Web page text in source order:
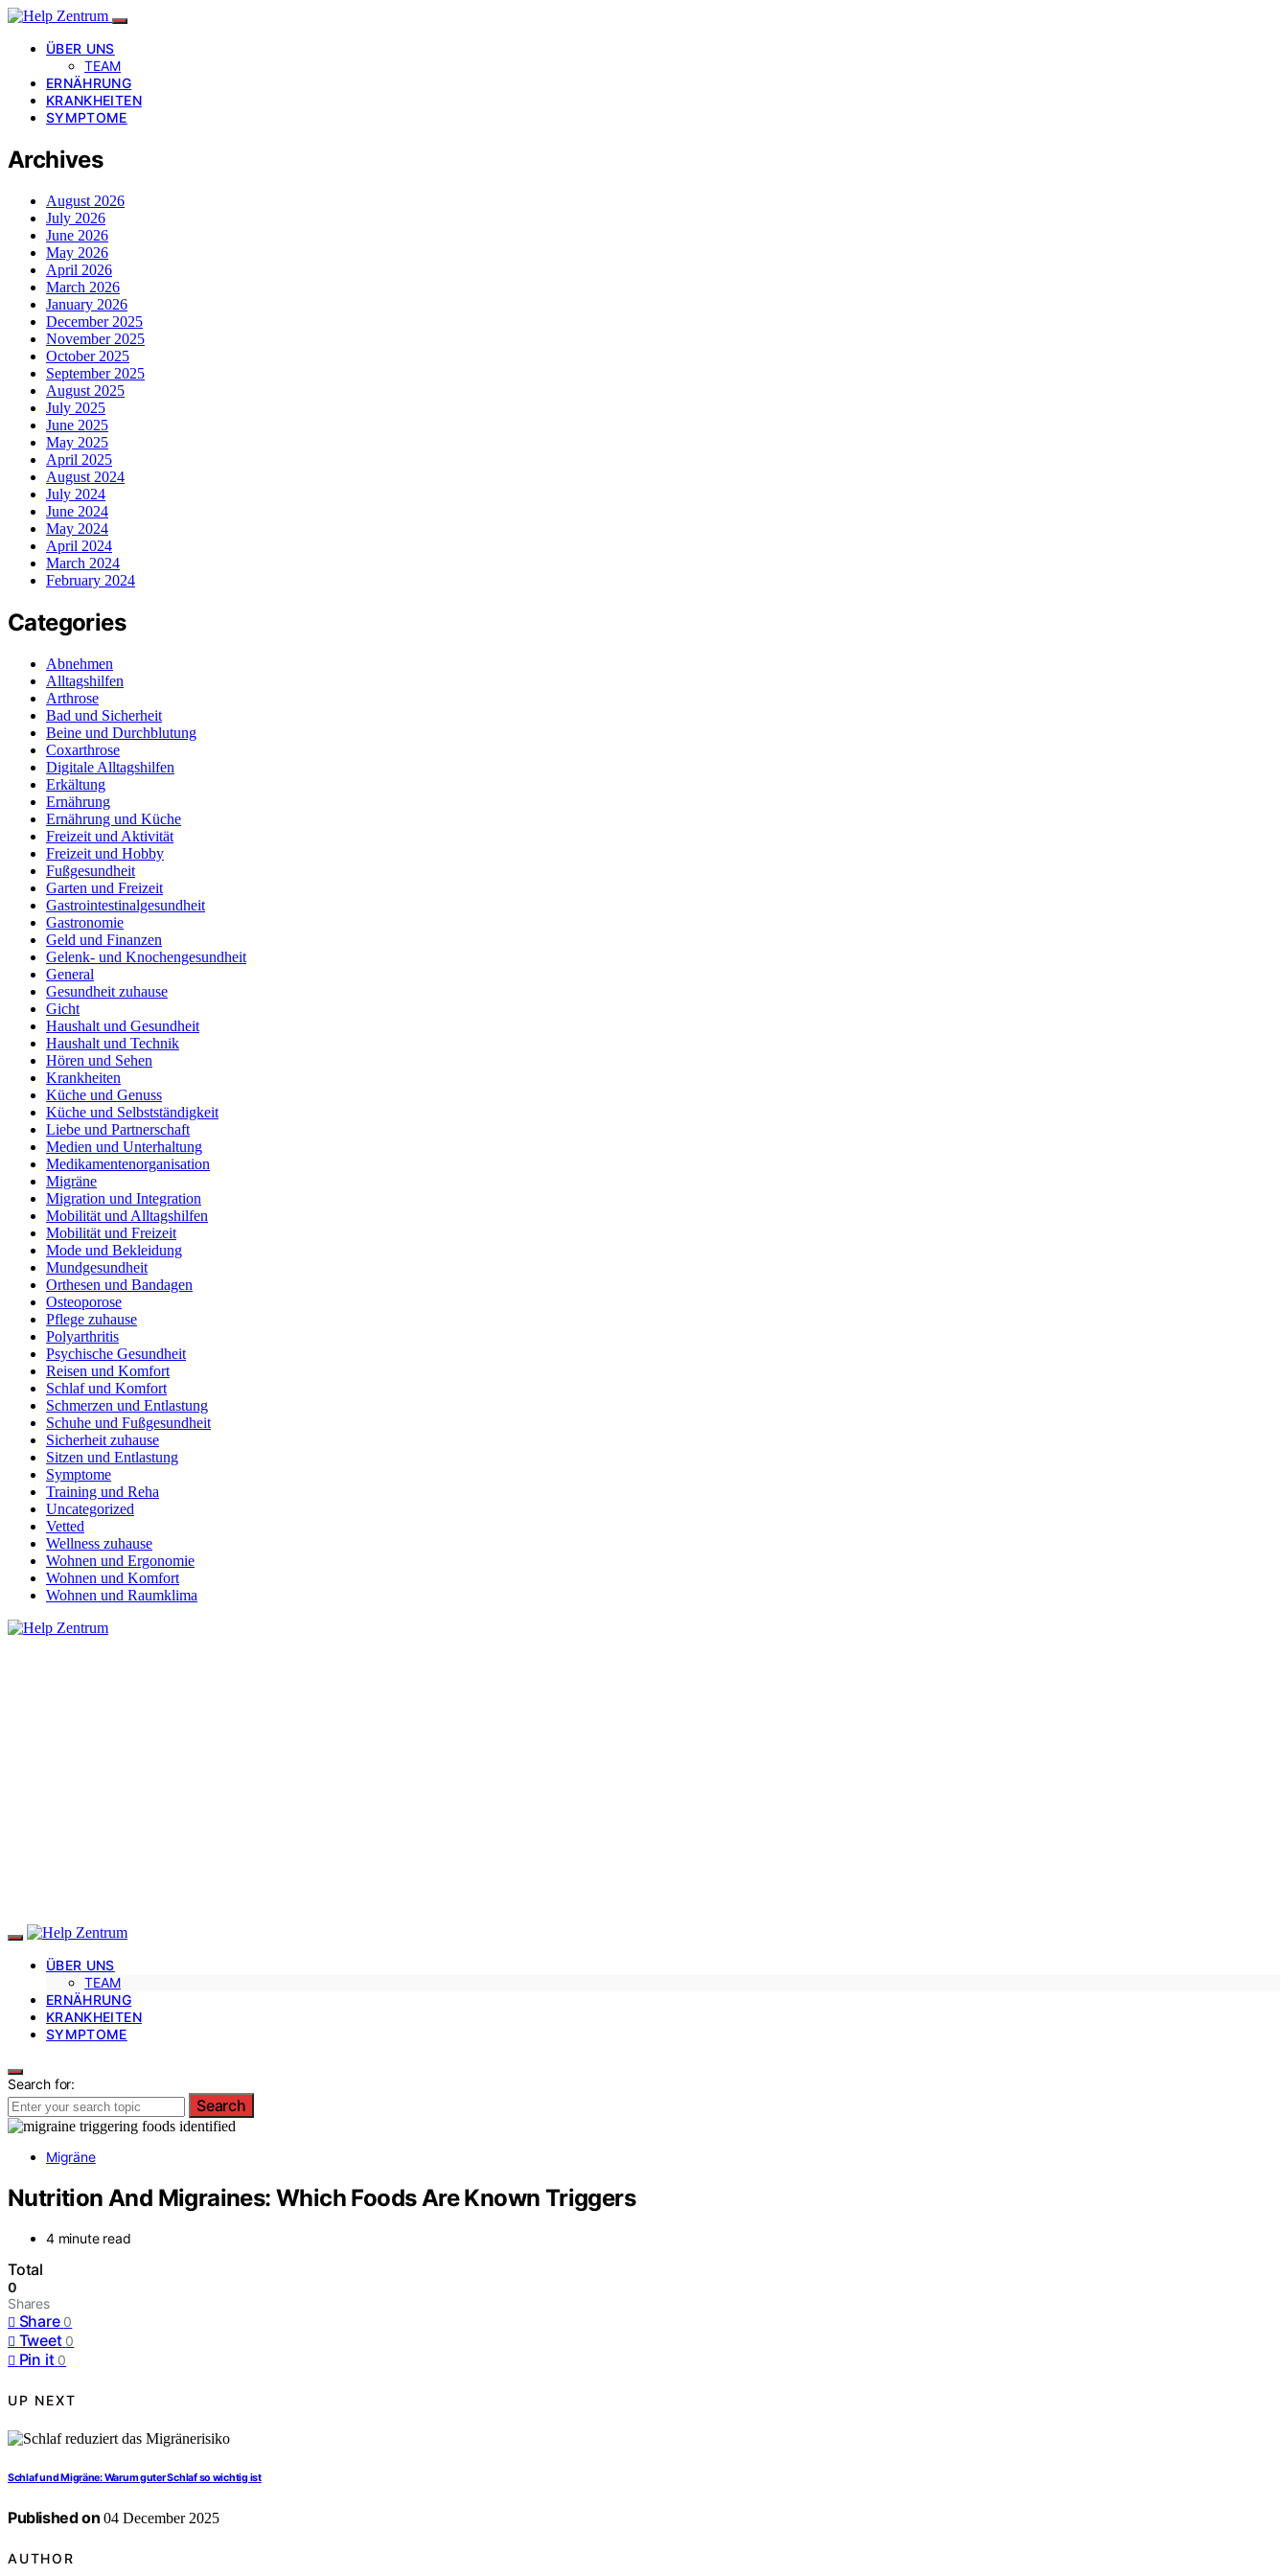
ÜBER UNS
TEAM
ERNÄHRUNG
KRANKHEITEN
SYMPTOME
Archives
August 2026
July 2026
June 2026
May 2026
April 2026
March 2026
January 2026
December 2025
November 2025
October 2025
September 2025
August 2025
July 2025
June 2025
May 2025
April 2025
August 2024
July 2024
June 2024
May 2024
April 2024
March 2024
February 2024
Categories
Abnehmen
Alltagshilfen
Arthrose
Bad und Sicherheit
Beine und Durchblutung
Coxarthrose
Digitale Alltagshilfen
Erkältung
Ernährung
Ernährung und Küche
Freizeit und Aktivität
Freizeit und Hobby
Fußgesundheit
Garten und Freizeit
Gastrointestinalgesundheit
Gastronomie
Geld und Finanzen
Gelenk- und Knochengesundheit
General
Gesundheit zuhause
Gicht
Haushalt und Gesundheit
Haushalt und Technik
Hören und Sehen
Krankheiten
Küche und Genuss
Küche und Selbstständigkeit
Liebe und Partnerschaft
Medien und Unterhaltung
Medikamentenorganisation
Migräne
Migration und Integration
Mobilität und Alltagshilfen
Mobilität und Freizeit
Mode und Bekleidung
Mundgesundheit
Orthesen und Bandagen
Osteoporose
Pflege zuhause
Polyarthritis
Psychische Gesundheit
Reisen und Komfort
Schlaf und Komfort
Schmerzen und Entlastung
Schuhe und Fußgesundheit
Sicherheit zuhause
Sitzen und Entlastung
Symptome
Training und Reha
Uncategorized
Vetted
Wellness zuhause
Wohnen und Ergonomie
Wohnen und Komfort
Wohnen und Raumklima
ÜBER UNS
TEAM
ERNÄHRUNG
KRANKHEITEN
SYMPTOME
Search for:
Search
Migräne
Nutrition And Migraines: Which Foods Are Known Triggers
4 minute read
Total
0
Shares
Share 0
Tweet 0
Pin it 0
UP NEXT
Schlaf und Migräne: Warum guter Schlaf so wichtig ist
Published on 04 December 2025
AUTHOR